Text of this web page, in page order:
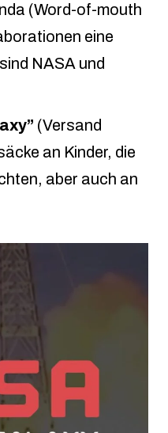
(Word-of-mouth
eine
NASA und
(Versand
an Kinder, die
aber auch an